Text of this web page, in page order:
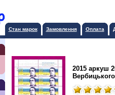
Стан марок Замовлення Оплата
2015 аркуш
Вербицького